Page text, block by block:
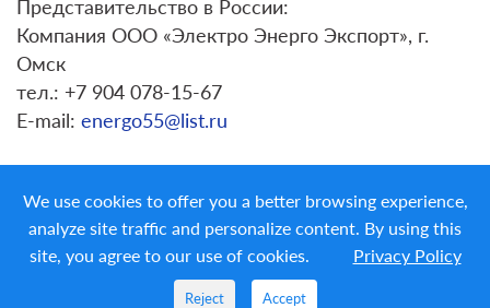
Представительство в России:
Компания ООО «Электро Энерго Экспорт», г.
Омск
тел.: +7 904 078-15-67
E-mail: energo55@list.ru
Copyright ©LIYOND ELECTRIC CO. LTD.
All Rights
We use cookies to offer you a better browsing experience,
analyze site traffic and personalize content. By using this
site, you agree to our use of cookies. Privacy Policy
Reject Accept